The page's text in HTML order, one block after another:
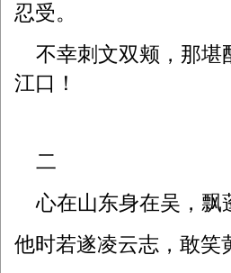
忍受。
不幸刺文双颊，那堪
江口！
二
心在山东身在吴，飘
他时若遂凌云志，敢笑